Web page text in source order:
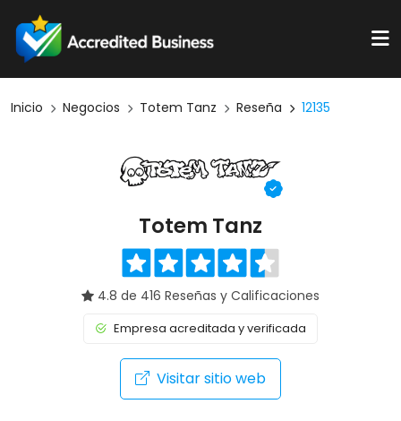
Inicio Negocios Totem Tanz Reseña 12135
Totem Tanz
4.8 de 416 Reseñas y Calificaciones
Empresa acreditada y verificada
Visitar sitio web